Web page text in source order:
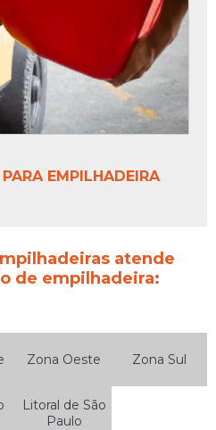
EMPILHADEIRA
atende
de empilhadeira:
Zona Oeste Zona Sul
Litoral de São
Paulo